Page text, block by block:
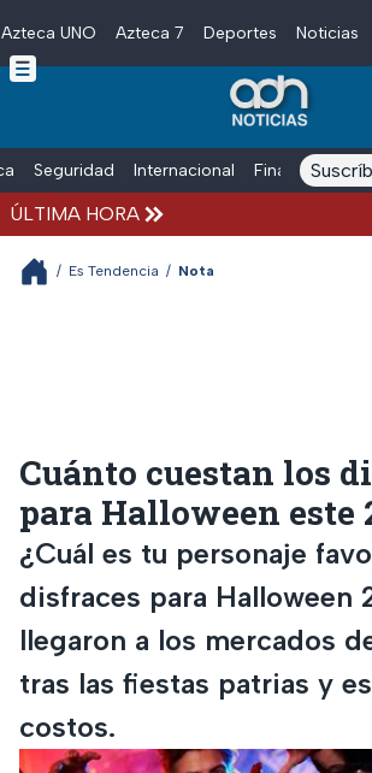
Skip to main content
Azteca UNO Azteca 7 Deportes Noticias
Seguridad Internacional Finanzas
ÚLTIMA HORA
/ Es Tendencia / Nota
Cuánto cuestan los
para Halloween este
¿Cuál es tu personaje
disfraces para Halloween
llegaron a los mercados
tras las fiestas patrias y
costos.